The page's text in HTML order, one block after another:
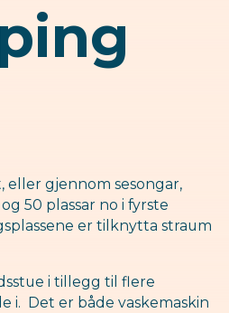
eller gjennom sesongar,
50 plassar no i fyrste
er tilknytta straum
i tillegg til flere
i. Det er både vaskemaskin